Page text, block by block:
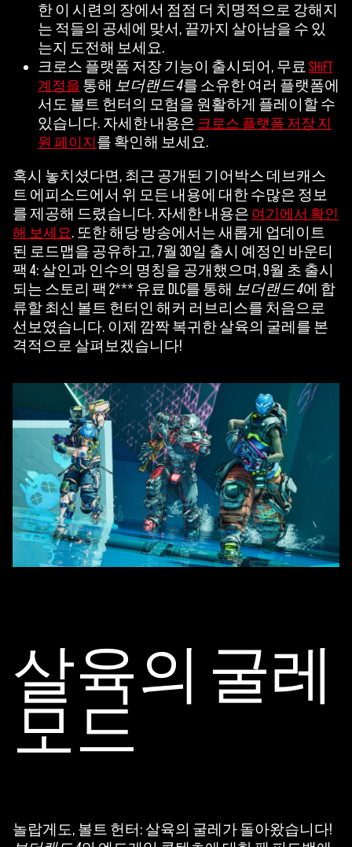
한 이 시련의 장에서 점점 더 치명적으로 강해지
는 적들의 공세에 맞서, 끝까지 살아남을 수 있
는지 도전해 보세요.
크로스 플랫폼 저장 기능이 출시되어, 무료 SHiFT
계정을 통해 보더랜드 4를 소유한 여러 플랫폼에
서도 볼트 헌터의 모험을 원활하게 플레이할 수
있습니다. 자세한 내용은 크로스 플랫폼 저장 지
원 페이지 를 확인해 보세요.
혹시 놓치셨다면, 최근 공개된 기어박스 데브캐스
트 에피소드에서 위 모든 내용에 대한 수많은 정보
를 제공해 드렸습니다. 자세한 내용은 여기에서 확인
해 보세요 . 또한 해당 방송에서는 새롭게 업데이트
된 로드맵을 공유하고, 7월 30일 출시 예정인 바운티
팩 4: 살인과 인수의 명칭을 공개했으며, 9월 초 출시
되는 스토리 팩 2*** 유료 DLC를 통해 보더랜드 4에 합
류할 최신 볼트 헌터인 해커 러브리스를 처음으로
선보였습니다. 이제 깜짝 복귀한 살육의 굴레를 본
격적으로 살펴보겠습니다!
살육의 굴레
모드
놀랍게도, 볼트 헌터: 살육의 굴레가 돌아왔습니다!